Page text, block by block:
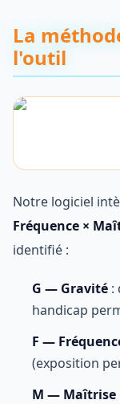
La
l'outil
Notre logiciel
Fréquence ×
identifié :
G — Gravité :
handicap
F —
(exposition
M — Maîtrise